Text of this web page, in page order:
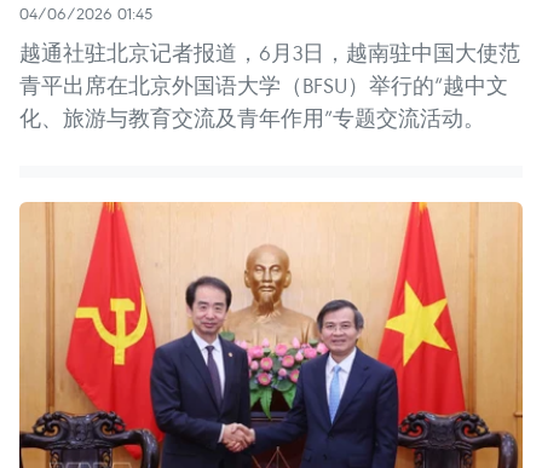
04/06/2026 01:45
越通社驻北京记者报道，6月3日，越南驻中国大使范
青平出席在北京外国语大学（BFSU）举行的“越中文
化、旅游与教育交流及青年作用”专题交流活动。